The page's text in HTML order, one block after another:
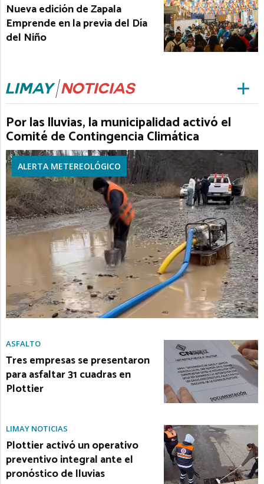
Nueva edición de Zapala
Emprende en la previa del Día
del Niño
Por las lluvias, la municipalidad activó el
Comité de Contingencia Climática
ALERTA METEREOLÓGICO
ASFALTO
Tres empresas se presentaron
para asfaltar 31 cuadras en
Plottier
LIMAY NOTICIAS
Plottier activó un operativo
preventivo integral ante el
pronóstico de lluvias